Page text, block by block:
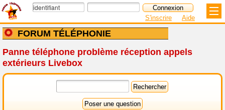
FORUM TÉLÉPHONIE
S'inscrire Aide
Panne téléphone problème réception appels
extérieurs Livebox